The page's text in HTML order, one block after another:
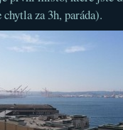
za 3h, paráda).